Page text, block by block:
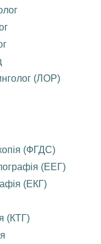
(ЛОР)
(ФГДС)
(ЕЕГ)
(ЕКГ)
(КТГ)